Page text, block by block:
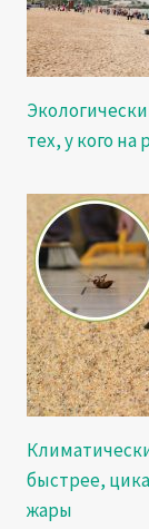
тех, у кого
быстрее,
жары